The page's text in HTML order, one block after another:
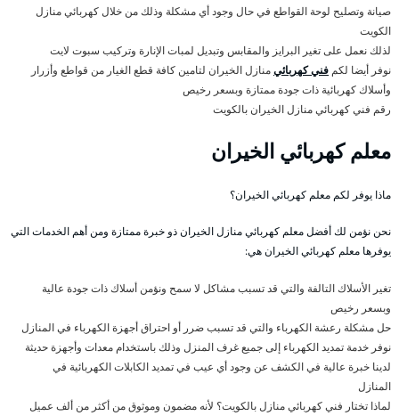
صيانة وتصليح لوحة القواطع في حال وجود أي مشكلة وذلك من خلال كهربائي منازل
الكويت
لذلك نعمل على تغير البرايز والمقابس وتبديل لمبات الإنارة وتركيب سبوت لايت
نوفر أيضا لكم فني كهربائيمنازل الخيران لتامين كافة قطع الغيار من قواطع وأزرار
وأسلاك كهربائية ذات جودة ممتازة وبسعر رخيص
رقم فني كهربائي منازل الخيران بالكويت
معلم كهربائي الخيران
ماذا يوفر لكم معلم كهربائي الخيران؟
نحن نؤمن لك أفضل معلم كهربائي منازل الخيران ذو خبرة ممتازة ومن أهم الخدمات التي
يوفرها معلم كهربائي الخيران هي:
تغير الأسلاك التالفة والتي قد تسبب مشاكل لا سمح ونؤمن أسلاك ذات جودة عالية
وبسعر رخيص
حل مشكلة رعشة الكهرباء والتي قد تسبب ضرر أو احتراق أجهزة الكهرباء في المنازل
نوفر خدمة تمديد الكهرباء إلى جميع غرف المنزل وذلك باستخدام معدات وأجهزة حديثة
لدينا خبرة عالية في الكشف عن وجود أي عيب في تمديد الكابلات الكهربائية في
المنازل
لماذا تختار فني كهربائي منازل بالكويت؟ لأنه مضمون وموثوق من أكثر من ألف عميل